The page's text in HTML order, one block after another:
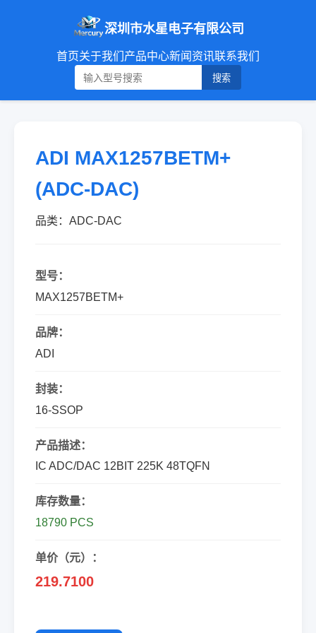
深圳市水星电子有限公司
首页关于我们 产品中心新闻资讯联系我们
搜索
ADI MAX1257BETM+
(ADC-DAC)
品类：ADC-DAC
型号：
MAX1257BETM+
品牌：
ADI
封装：
16-SSOP
产品描述：
IC ADC/DAC 12BIT 225K 48TQFN
库存数量：
18790 PCS
单价（元）：
219.7100